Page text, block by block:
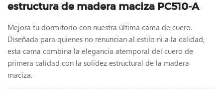
estructura de madera maciza PC510-A
Mejora tu dormitorio con nuestra última cama de cuero.
Diseñada para quienes no renuncian al estilo ni a la calidad,
esta cama combina la elegancia atemporal del cuero de
primera calidad con la solidez estructural de la madera
maciza.